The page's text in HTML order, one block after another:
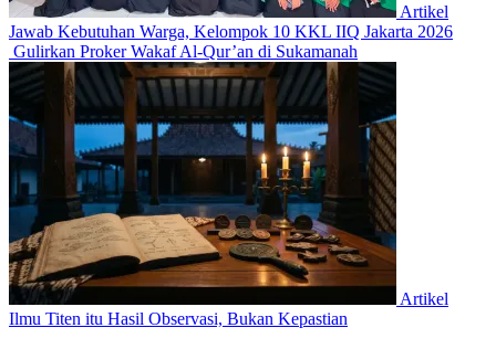
Artikel
Jawab Kebutuhan Warga, Kelompok 10 KKL IIQ Jakarta 2026
Gulirkan Proker Wakaf Al-Qur’an di Sukamanah
Artikel
Ilmu Titen itu Hasil Observasi, Bukan Kepastian